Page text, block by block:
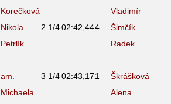
Korečková
Vladimír
Nikola
Petrlík
2 1/402:42,444
Šimčík
Radek
am.
Michaela
3 1/402:43,171
Škrášková
Alena